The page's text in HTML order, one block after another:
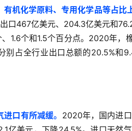
有机化学原料、专用化学品等占比
口467亿美元、204.3亿美元和
、1.6个和1.5个百分点。2020年
别占全行业出口总额的20.5%和
口有所减缓。 2020年，国内进